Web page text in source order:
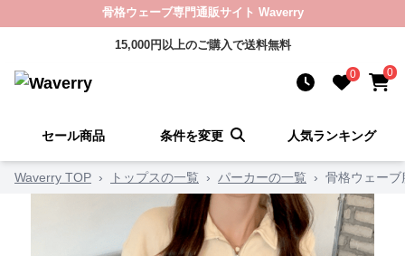
骨格ウェーブ専門通販サイト Waverry
15,000円以上のご購入で送料無料
0 0
セール商品 条件を変更 人気ランキング
Waverry TOP › トップスの一覧 › パーカーの一覧 › 骨格ウェー